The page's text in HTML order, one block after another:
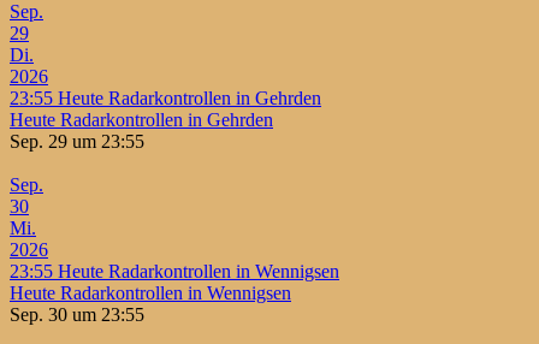
Sep.
29
Di.
2026
23:55 Heute Radarkontrollen in Gehrden
Heute Radarkontrollen in Gehrden
Sep. 29 um 23:55
Sep.
30
Mi.
2026
23:55 Heute Radarkontrollen in Wennigsen
Heute Radarkontrollen in Wennigsen
Sep. 30 um 23:55